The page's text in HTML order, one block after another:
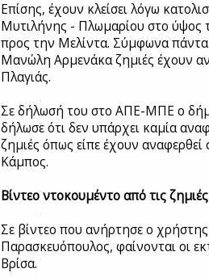
Επίσης, έχουν κλείσει λόγω
Μυτιλήνης - Πλωμαρίου στο ύψος
προς την Μελίντα. Σύμφωνα
Μανώλη Αρμενάκα ζημιές έχουν
Πλαγιάς.
Σε δήλωσή του στο ΑΠΕ-ΜΠΕ ο
δήλωσε ότι δεν υπάρχει καμία
ζημιές όπως είπε έχουν
Κάμπος.
Βίντεο ντοκουμέντο από τις
Σε βίντεο που ανήρτησε ο
Παρασκευόπουλος, φαίνονται οι
Βρίσα.